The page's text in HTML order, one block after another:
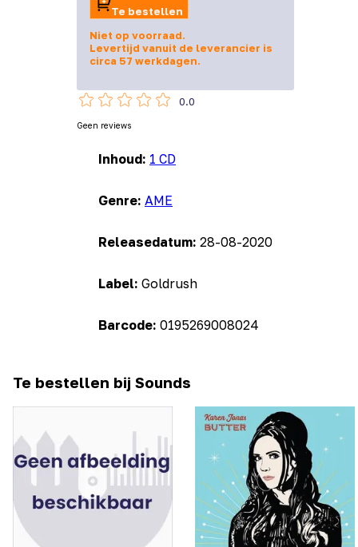
Inhoud: 1 CD
Genre: AME
Releasedatum: 28-08-2020
Label: Goldrush
Barcode: 0195269008024
Te bestellen
Niet op voorraad.
Levertijd vanuit de leverancier is
circa 57 werkdagen.
0.0
Geen reviews
Te bestellen bij Sounds